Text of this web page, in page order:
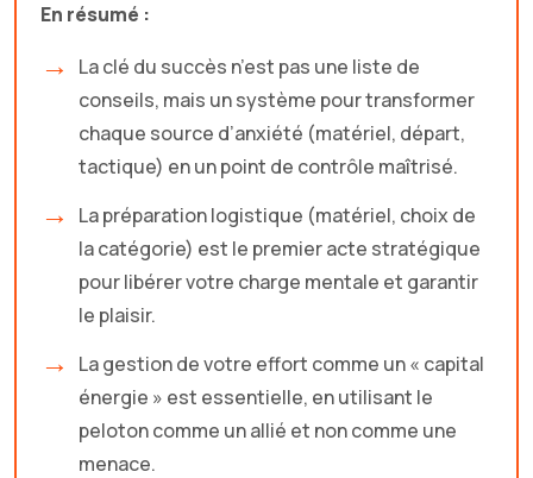
En résumé :
La clé du succès n’est pas une liste de
conseils, mais un système pour transformer
chaque source d’anxiété (matériel, départ,
tactique) en un point de contrôle maîtrisé.
La préparation logistique (matériel, choix de
la catégorie) est le premier acte stratégique
pour libérer votre charge mentale et garantir
le plaisir.
La gestion de votre effort comme un « capital
énergie » est essentielle, en utilisant le
peloton comme un allié et non comme une
menace.